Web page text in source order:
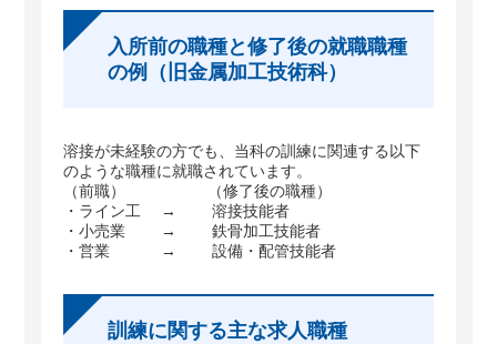
入所前の職種と修了後の就職職種
の例（旧金属加工技術科）
溶接が未経験の方でも、当科の訓練に関連する以下
のような職種に就職されています。
（前職） （修了後の職種）
・ライン工 → 溶接技能者
・小売業 → 鉄骨加工技能者
・営業 → 設備・配管技能者
訓練に関する主な求人職種